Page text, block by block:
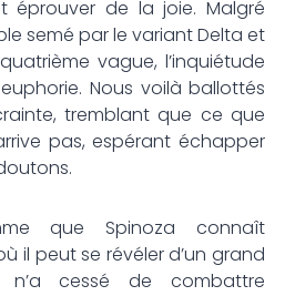
éprouver de la joie. Malgré
semé par le variant Delta et
vague, l’inquiétude
Nous voilà ballottés
tremblant que ce que
pas, espérant échapper
que Spinoza connaît
il peut se révéler d’un grand
cessé de combattre